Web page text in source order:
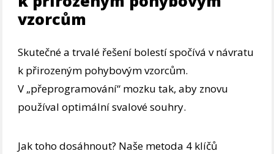
vzorcům
Skutečné a trvalé řešení bolestí spočívá v návratu
k přirozeným pohybovým vzorcům.
V „přeprogramování“ mozku tak, aby znovu
používal optimální svalové souhry.
Jak toho dosáhnout? Naše metoda 4 klíčů